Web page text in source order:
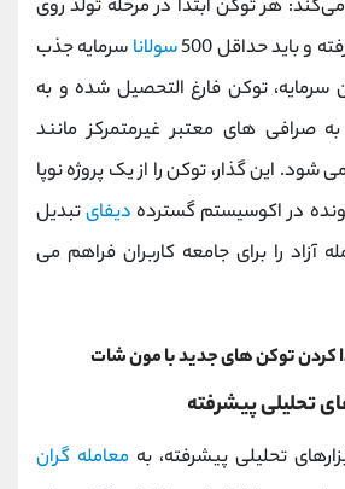
هر توکن ابتدا در مرحله تولد روی
و باید حداقل 500
سولانا سرمایه جذب
سرمایه، توکن فارغ ‌التحصیل شده و به
صرافی‌ های معتبر غیرمتمرکز مانند
‌شود. این گذار، توکن را از یک پروژه نوپا
در اکوسیستم گسترده دیفایتبدیل
آزاد را برای جامعه کاربران فراهم می
کردن توکن های جدید با مون شات
تحلیلی پیشرفته
معامله‌ گران